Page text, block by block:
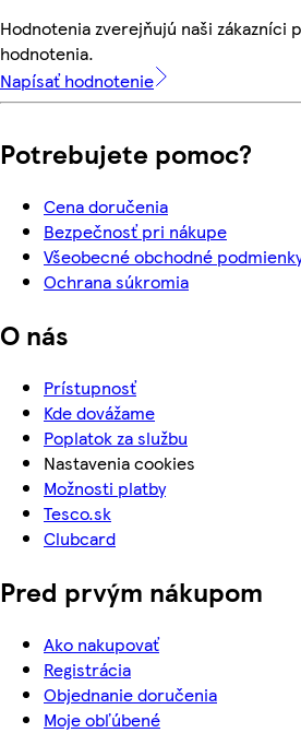
Hodnotenia zverejňujú naši zákazníci
hodnotenia.
Napísať hodnotenie
Potrebujete pomoc?
Cena doručenia
Bezpečnosť pri nákupe
Všeobecné obchodné
Ochrana súkromia
O nás
Prístupnosť
Kde dovážame
Poplatok za službu
Nastavenia cookies
Možnosti platby
Tesco.sk
Clubcard
Pred prvým nákupom
Ako nakupovať
Registrácia
Objednanie doručenia
Moje obľúbené